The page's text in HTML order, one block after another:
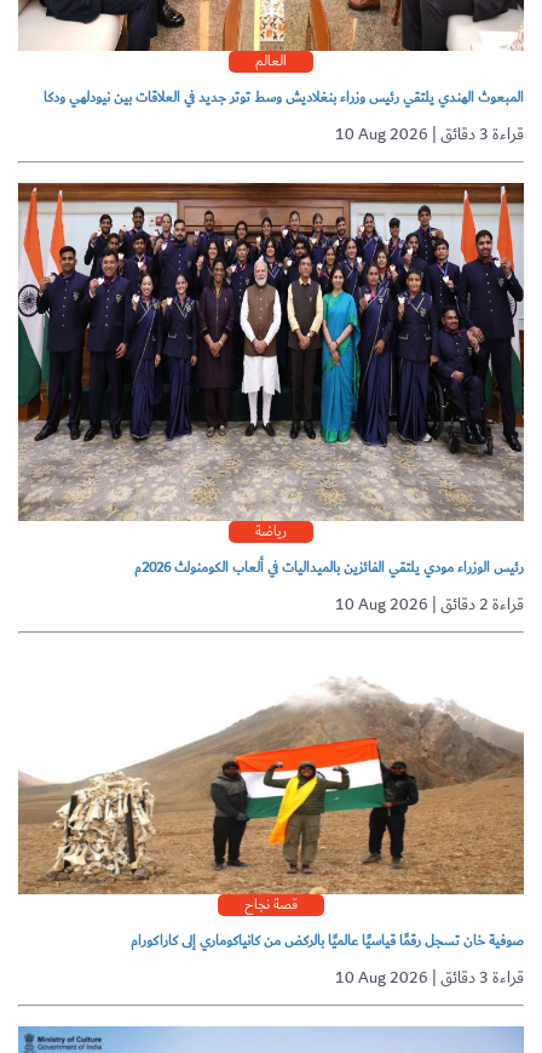
العالم
المبعوث الهندي يلتقي رئيس وزراء بنغلاديش وسط توتر جديد في العلاقات بين نيودلهي ودكا
10 Aug 2026 | قراءة 3 دقائق
رياضة
رئيس الوزراء مودي يلتقي الفائزين بالميداليات في ألعاب الكومنولث 2026م
10 Aug 2026 | قراءة 2 دقائق
قصة نجاح
صوفية خان تسجل رقمًا قياسيًا عالميًا بالركض من كانياكوماري إلى كاراكورام
10 Aug 2026 | قراءة 3 دقائق